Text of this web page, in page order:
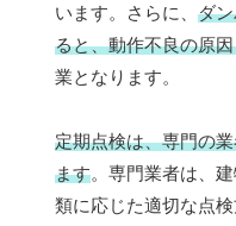
います。さらに、 ダ
ると、動作不良の原
業となります。
定期点検は、専門の
ます。専門業者は、
類に応じた適切な点